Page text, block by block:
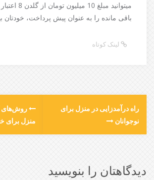
میتوانید مبلغ
باقی مانده را به عنوان پیش پرداخت، خودتان
لینک کوتاه
روش‌های
منزل برای
راه درآمدزایی در منزل برای
نوجوانان
دیدگاهتان را بنویسید